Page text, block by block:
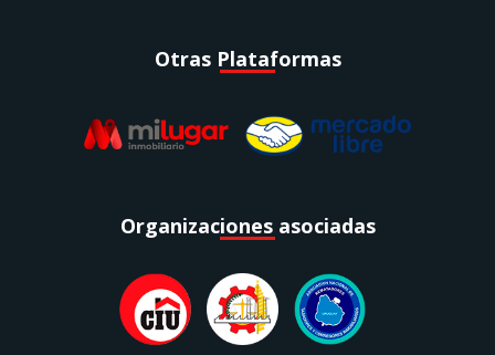
Otras Plataformas
Organizaciones asociadas